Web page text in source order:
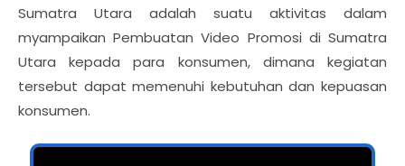
Sumatra Utara adalah suatu aktivitas dalam
myampaikan Pembuatan Video Promosi di Sumatra
Utara kepada para konsumen, dimana kegiatan
tersebut dapat memenuhi kebutuhan dan kepuasan
konsumen.